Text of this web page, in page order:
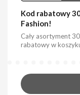
Kod rabatowy
Fashion!
Cały asortyment
rabatowy w